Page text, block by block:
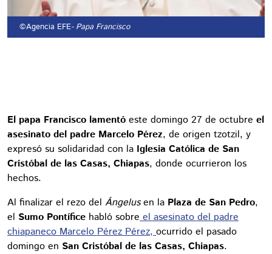
©Agencia EFE- Papa Francisco
El papa Francisco lamentó este domingo 27 de octubre el
asesinato del padre Marcelo Pérez, de origen tzotzil, y
expresó su solidaridad con la Iglesia Católica de San
Cristóbal de las Casas, Chiapas, donde ocurrieron los
hechos.
Al finalizar el rezo del Ángelusen la Plaza de San Pedro,
el Sumo Pontífice habló sobre el asesinato del padre
chiapaneco Marcelo Pérez Pérez, ocurrido el pasado
domingo en San Cristóbal de las Casas, Chiapas.